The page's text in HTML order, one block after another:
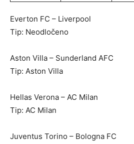
Everton FC – Liverpool
Tip: Neodločeno
Aston Villa – Sunderland AFC
Tip: Aston Villa
Hellas Verona – AC Milan
Tip: AC Milan
Juventus Torino – Bologna FC